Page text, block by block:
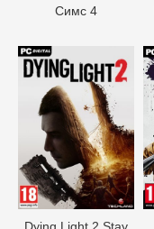
Симс 4
Dying Light 2 Stay